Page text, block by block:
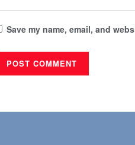
Save my name, email, and